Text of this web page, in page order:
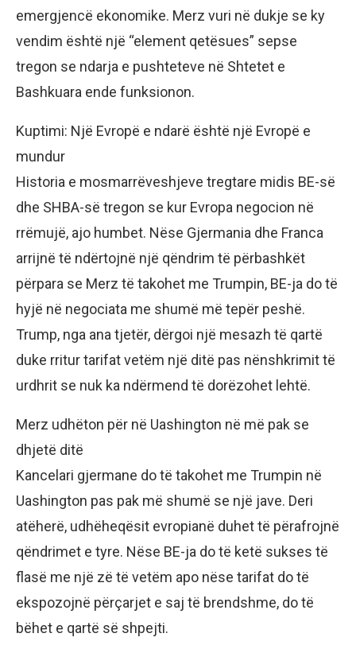
emergjencë ekonomike. Merz vuri në dukje se ky
vendim është një “element qetësues” sepse
tregon se ndarja e pushteteve në Shtetet e
Bashkuara ende funksionon.
Kuptimi: Një Evropë e ndarë është një Evropë e
mundur
Historia e mosmarrëveshjeve tregtare midis BE-së
dhe SHBA-së tregon se kur Evropa negocion në
rrëmujë, ajo humbet. Nëse Gjermania dhe Franca
arrijnë të ndërtojnë një qëndrim të përbashkët
përpara se Merz të takohet me Trumpin, BE-ja do të
hyjë në negociata me shumë më tepër peshë.
Trump, nga ana tjetër, dërgoi një mesazh të qartë
duke rritur tarifat vetëm një ditë pas nënshkrimit të
urdhrit se nuk ka ndërmend të dorëzohet lehtë.
Merz udhëton për në Uashington në më pak se
dhjetë ditë
Kancelari gjermane do të takohet me Trumpin në
Uashington pas pak më shumë se një jave. Deri
atëherë, udhëheqësit evropianë duhet të përafrojnë
qëndrimet e tyre. Nëse BE-ja do të ketë sukses të
flasë me një zë të vetëm apo nëse tarifat do të
ekspozojnë përçarjet e saj të brendshme, do të
bëhet e qartë së shpejti.